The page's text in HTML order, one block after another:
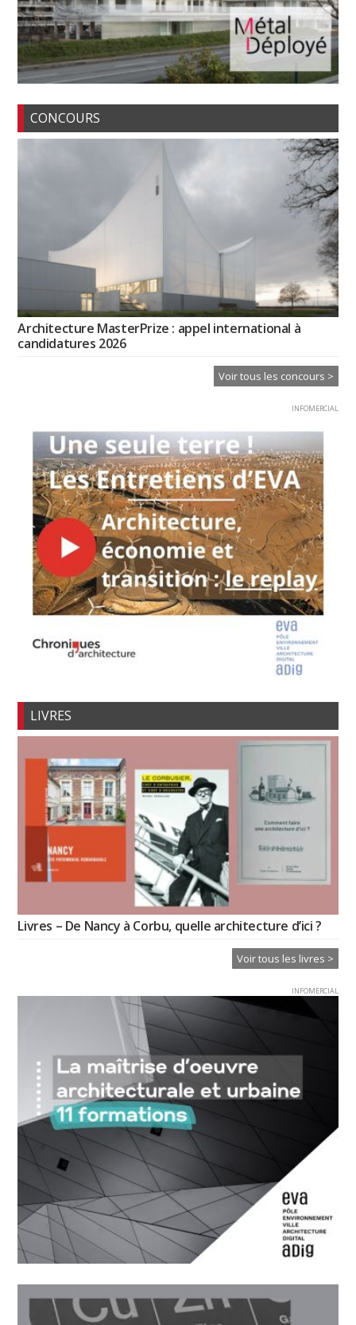
CONCOURS
Architecture MasterPrize : appel international à
candidatures 2026
Voir tous les concours >
INFOMERCIAL
LIVRES
Livres – De Nancy à Corbu, quelle architecture d’ici ?
Voir tous les livres >
INFOMERCIAL